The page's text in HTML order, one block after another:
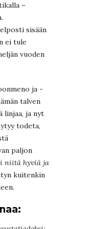
–
sisään
ei tule
vuoden
ja -
talven
linjaa, ja nyt
todeta,
paljon
niitä hyviä ja
kuitenkin